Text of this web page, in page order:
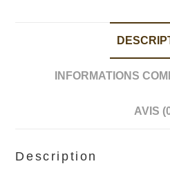
INFORMATIONS
AVIS
Description